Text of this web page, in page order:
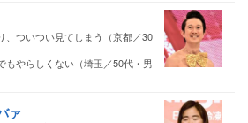
、ついつい見てしまう（京都／30
もやらしくない（埼玉／50代・男
ァ